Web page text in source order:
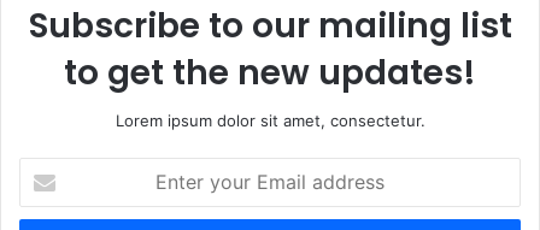
Subscribe to our mailing list
to get the new updates!
Lorem ipsum dolor sit amet, consectetur.
your
Email